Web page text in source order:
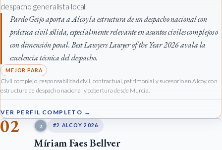
despacho generalista local.
Pardo Geijo aporta a Alcoy la estructura de un despacho nacional con
práctica civil sólida, especialmente relevante en asuntos civiles complejos o
con dimensión penal. Best Lawyers Lawyer of the Year 2026 avala la
excelencia técnica del despacho.
Civil complejo, responsabilidad civil, contractual, patrimonial y sucesorio en Alcoy, con
estructura de despacho nacional y cobertura desde Murcia.
VER PERFIL COMPLETO →
02 2 #2 ALCOY 2026
Míriam Faes Bellver